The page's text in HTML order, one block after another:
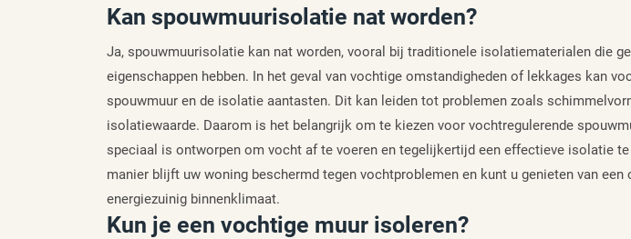
Kan spouwmuurisolatie nat worden?
Ja, spouwmuurisolatie kan nat worden, vooral bij traditionele isolatiematerialen die
eigenschappen hebben. In het geval van vochtige omstandigheden of lekkages kan
spouwmuur en de isolatie aantasten. Dit kan leiden tot problemen zoals
isolatiewaarde. Daarom is het belangrijk om te kiezen voor vochtregulerende
speciaal is ontworpen om vocht af te voeren en tegelijkertijd een effectieve isolatie te
manier blijft uw woning beschermd tegen vochtproblemen en kunt u genieten van een
energiezuinig binnenklimaat.
Kun je een vochtige muur isoleren?